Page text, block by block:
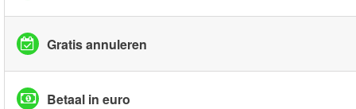
Gratis annuleren
Betaal in euro